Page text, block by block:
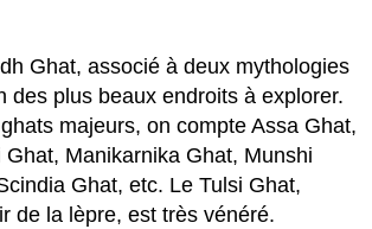
Ghat, associé à deux mythologies
des plus beaux endroits à explorer.
majeurs, on compte Assa Ghat,
Ghat, Manikarnika Ghat, Munshi
Ghat, etc. Le Tulsi Ghat,
de la lèpre, est très vénéré.